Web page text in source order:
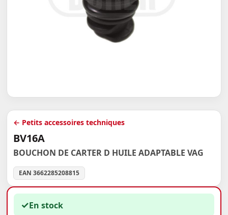
← Petits accessoires techniques
BV16A
BOUCHON DE CARTER D HUILE ADAPTABLE VAG
EAN 3662285208815
✓En stock